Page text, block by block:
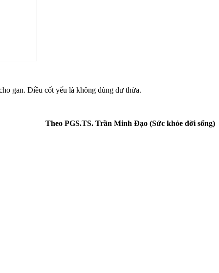
gan. Điều cốt yếu là không dùng dư thừa.
Theo PGS.TS. Trần Minh Đạo (Sức khỏe đời sống)